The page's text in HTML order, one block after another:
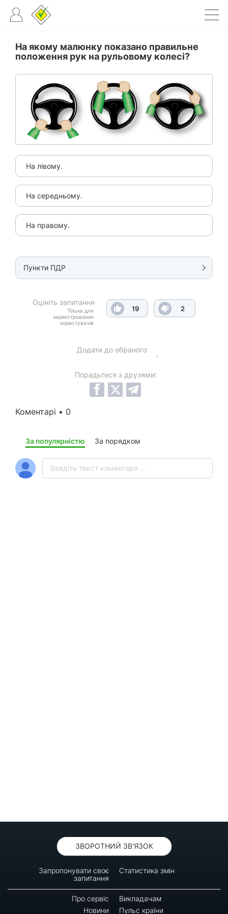
На якому малюнку показано правильне
положення рук на рульовому колесі?
На лівому.
На середньому.
На правому.
Пункти ПДР
Оцініть запитання
Тільки для
зареєстрованих
користувачів
19 2
Додати до обраного
Порадьтеся з друзями:
Коментарі • 0
За популярністю За порядком
ЗВОРОТНИЙ ЗВ'ЯЗОК
Запропонувати своє
запитання
Статистика змін
Про сервіс
Викладачам
Новини
Пульс країни